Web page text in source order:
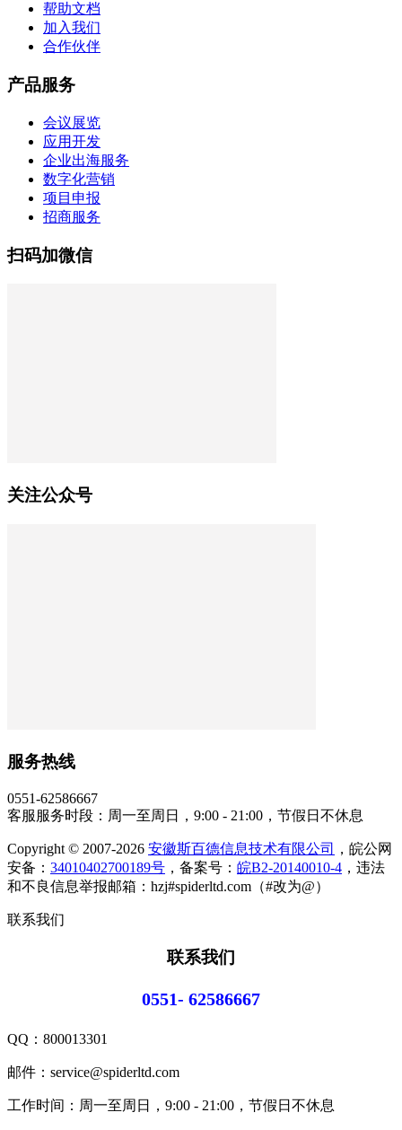
帮助文档
加入我们
合作伙伴
产品服务
会议展览
应用开发
企业出海服务
数字化营销
项目申报
招商服务
扫码加微信
关注公众号
服务热线
0551-62586667
客服服务时段：周一至周日，9:00 - 21:00，节假日不休息
Copyright © 2007-2026 安徽斯百德信息技术有限公司
，皖公网
安备： 34010402700189号 ，备案号： 皖B2-20140010-4 ，违法
和不良信息举报邮箱：hzj#spiderltd.com（#改为@）
联系我们
联系我们
0551- 62586667
QQ： 800013301
邮件：service@spiderltd.com
工作时间：周一至周日，9:00 - 21:00，节假日不休息